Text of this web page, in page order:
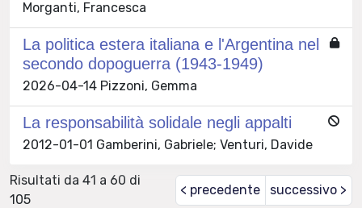
Morganti, Francesca
La politica estera italiana e l'Argentina nel
secondo dopoguerra (1943-1949)
2026-04-14 Pizzoni, Gemma
La responsabilità solidale negli appalti
2012-01-01 Gamberini, Gabriele; Venturi, Davide
Risultati da 41 a 60 di
105
< precedente successivo >